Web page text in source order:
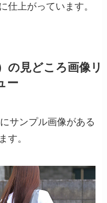
仕上がっています。
の見どころ画像リ
ー
サンプル画像がある
す。